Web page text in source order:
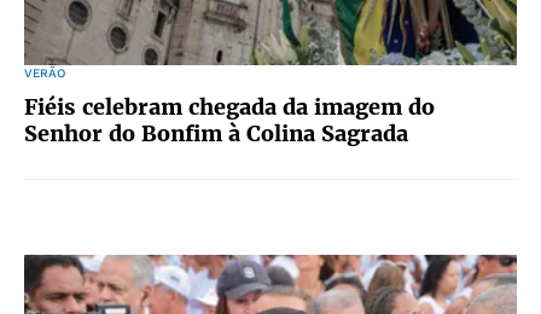
VERÃO
Fiéis celebram chegada da imagem do
Senhor do Bonfim à Colina Sagrada